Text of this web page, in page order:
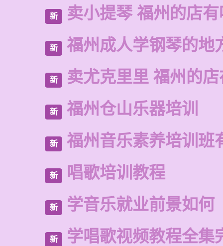
新 卖小提琴 福州的店
新 福州成人学钢琴的地
新 卖尤克里里 福州的
新 福州仓山乐器培训
新 福州音乐素养培训班
新 唱歌培训教程
新 学音乐就业前景如何
新 学唱歌视频教程全集